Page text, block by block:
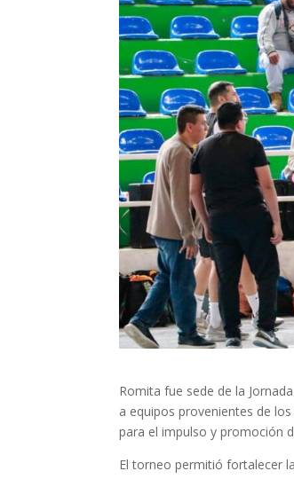
Romita fue sede de la
a equipos provenientes de
para el impulso y promoción
El torneo permitió fortalecer